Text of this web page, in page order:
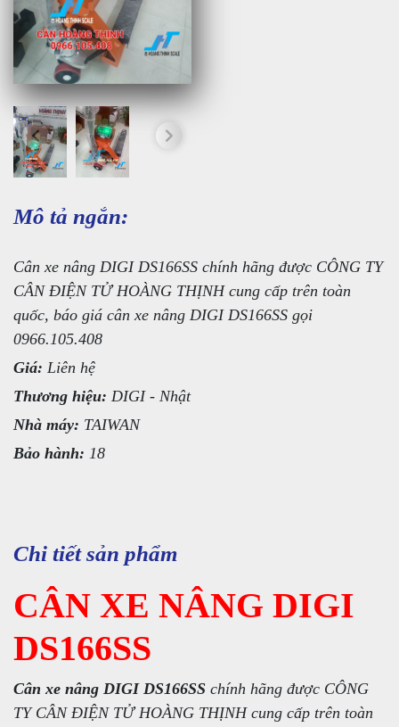
Mô tả ngắn:
Cân xe nâng DIGI DS166SS chính hãng được CÔNG TY
CÂN ĐIỆN TỬ HOÀNG THỊNH cung cấp trên toàn
quốc, báo giá cân xe nâng DIGI DS166SS gọi
0966.105.408
Giá: Liên hệ
Thương hiệu: DIGI - Nhật
Nhà máy: TAIWAN
Bảo hành: 18
Chi tiết sản phẩm
CÂN XE NÂNG DIGI
DS166SS
Cân xe nâng DIGI DS166SS chính hãng được CÔNG
TY CÂN ĐIỆN TỬ HOÀNG THỊNH cung cấp trên toàn